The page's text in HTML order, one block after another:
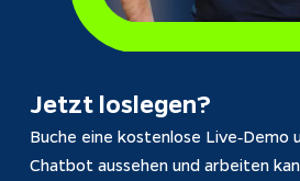
Jetzt loslegen?
Buche eine kostenlose Live‑Demo
Chatbot aussehen und arbeiten